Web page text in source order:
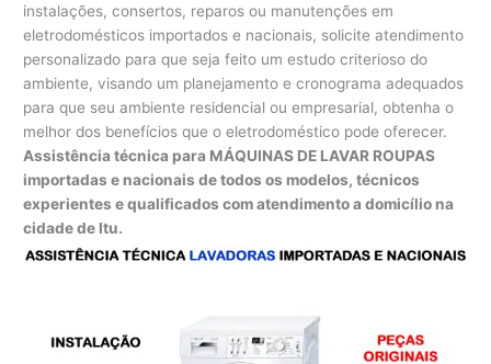
instalações, consertos, reparos ou manutenções em
eletrodomésticos importados e nacionais, solicite atendimento
personalizado para que seja feito um estudo criterioso do
ambiente, visando um planejamento e cronograma adequados
para que seu ambiente residencial ou empresarial, obtenha o
melhor dos benefícios que o eletrodoméstico pode oferecer.
Assistência técnica para MÁQUINAS DE LAVAR ROUPAS
importadas e nacionais de todos os modelos, técnicos
experientes e qualificados com atendimento a domicílio na
cidade de Itu.